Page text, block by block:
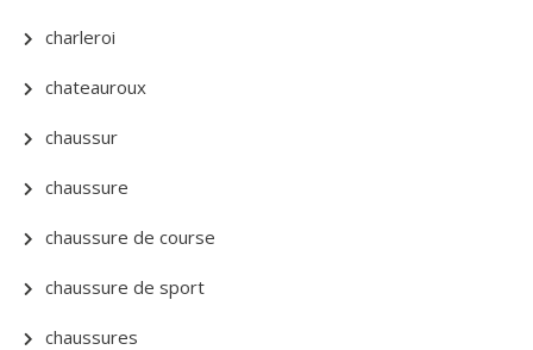
charleroi
chateauroux
chaussur
chaussure
chaussure de course
chaussure de sport
chaussures